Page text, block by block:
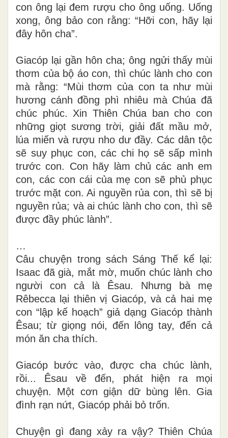
con ông lại đem rượu cho ông uống. Uống
xong, ông bảo con rằng: “Hỡi con, hãy lại
đây hôn cha”.
Giacóp lại gần hôn cha; ông ngửi thấy mùi
thơm của bộ áo con, thì chúc lành cho con
mà rằng: “Mùi thơm của con ta như mùi
hương cánh đồng phì nhiêu mà Chúa đã
chúc phúc. Xin Thiên Chúa ban cho con
những giọt sương trời, giải đất mầu mở,
lúa miến và rượu nho dư đầy. Các dân tộc
sẽ suy phục con, các chi họ sẽ sấp mình
trước con. Con hãy làm chủ các anh em
con, các con cái của mẹ con sẽ phủ phục
trước mặt con. Ai nguyền rủa con, thì sẽ bị
nguyền rủa; và ai chúc lành cho con, thì sẽ
được đầy phúc lành”.
…
Câu chuyện trong sách Sáng Thế kể lại:
Isaac đã già, mắt mờ, muốn chúc lành cho
người con cả là Êsau. Nhưng bà mẹ
Rêbecca lại thiên vị Giacóp, và cả hai mẹ
con “lập kế hoạch” giả dạng Giacóp thành
Êsau; từ giọng nói, đến lông tay, đến cả
món ăn cha thích.
Giacóp bước vào, được cha chúc lành,
rồi... Êsau về đến, phát hiện ra mọi
chuyện. Một cơn giận dữ bùng lên. Gia
đình rạn nứt, Giacóp phải bỏ trốn.
Chuyện gì đang xảy ra vậy? Thiên Chúa